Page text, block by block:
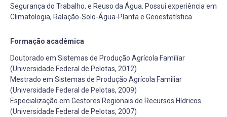
Segurança do Trabalho, e Reuso da Água. Possui experiência em
Climatologia, Ralação-Solo-Água-Planta e Geoestatística.
Formação acadêmica
Doutorado em Sistemas de Produção Agrícola Familiar
(Universidade Federal de Pelotas, 2012)
Mestrado em Sistemas de Produção Agrícola Familiar
(Universidade Federal de Pelotas, 2009)
Especialização em Gestores Regionais de Recursos Hídricos
(Universidade Federal de Pelotas, 2007)